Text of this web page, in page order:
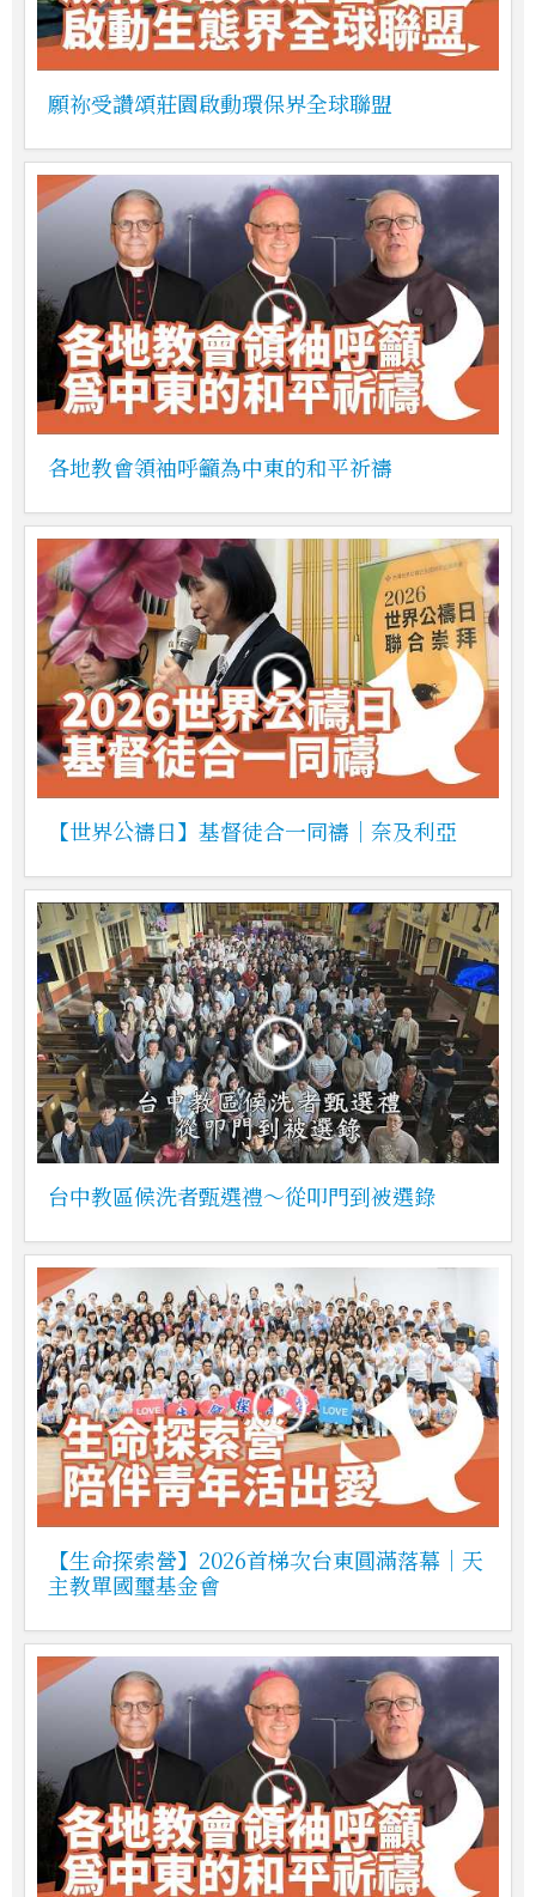
願祢受讚頌莊園啟動環保界全球聯盟
各地教會領袖呼籲為中東的和平祈禱
【世界公禱日】基督徒合一同禱｜奈及利亞
台中教區候洗者甄選禮～從叩門到被選錄
【生命探索營】2026首梯次台東圓滿落幕｜天
主教單國璽基金會